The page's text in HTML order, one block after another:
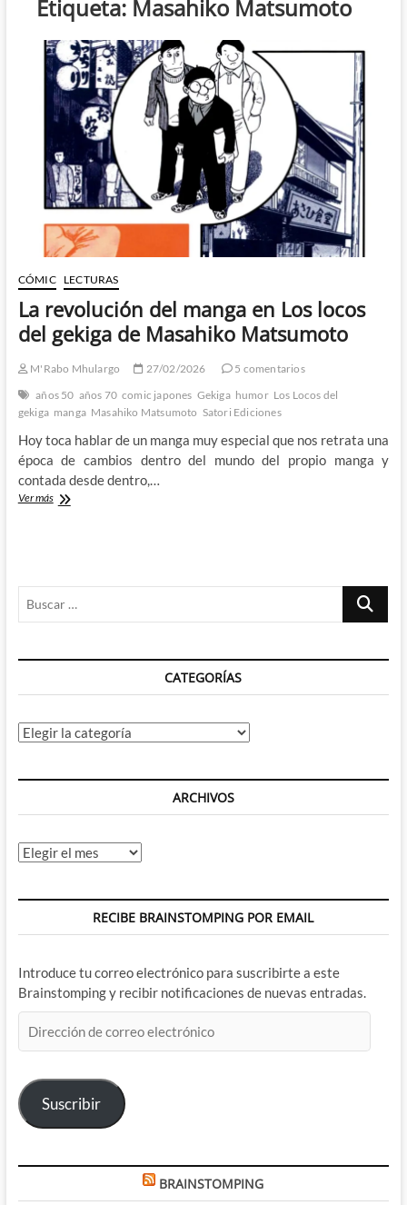
Etiqueta: Masahiko Matsumoto
CÓMIC LECTURAS
La revolución del manga en Los locos
del gekiga de Masahiko Matsumoto
M'Rabo Mhulargo 27/02/2026
5 comentarios
años 50 años 70 comic japones Gekiga humor Los Locos del
gekiga manga Masahiko Matsumoto Satori Ediciones
Hoy toca hablar de un manga muy especial que nos retrata una
época de cambios dentro del mundo del propio manga y
contada desde dentro,…
Ver másLa
del
Masahiko
Buscar
CATEGORÍAS
Categorías
ARCHIVOS
Archivos
RECIBE BRAINSTOMPING POR EMAIL
Introduce tu correo electrónico para suscribirte a este
Brainstomping y recibir notificaciones de nuevas entradas.
de
electrónico
Suscribir
BRAINSTOMPING